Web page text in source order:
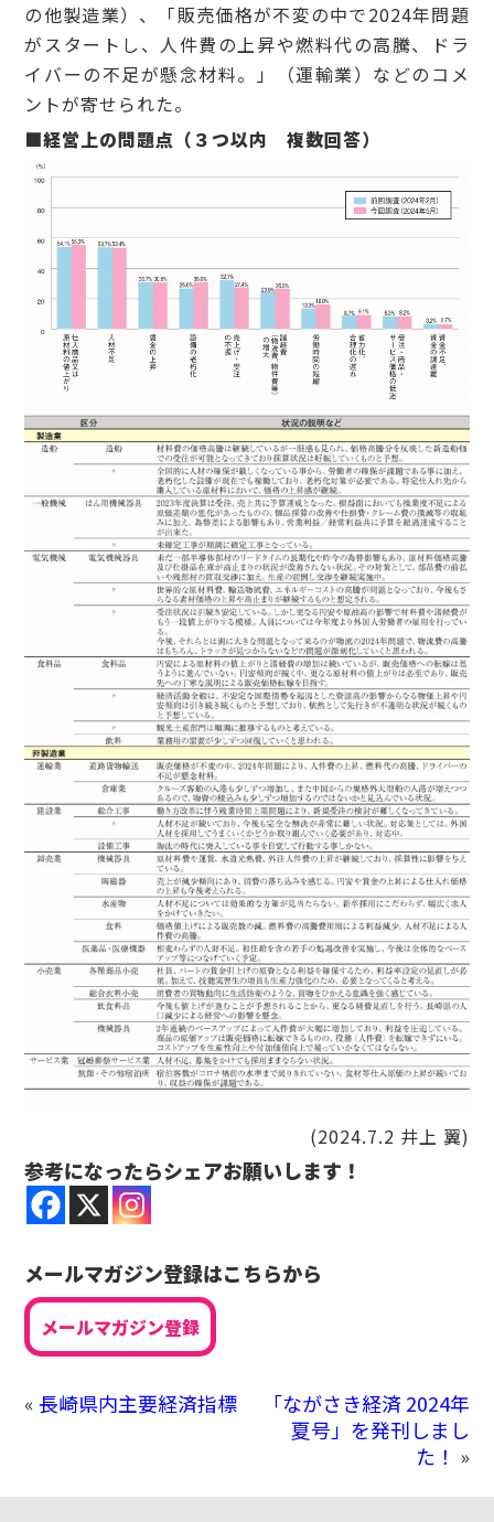
の他製造業）、「販売価格が不変の中で2024年問題
がスタートし、人件費の上昇や燃料代の高騰、ドラ
イバーの不足が懸念材料。」（運輸業）などのコメ
ントが寄せられた。
■経営上の問題点（３つ以内 複数回答）
(2024.7.2 井上 翼)
参考になったらシェアお願いします！
メールマガジン登録はこちらから
メールマガジン登録
«長崎県内主要経済指標
「ながさき経済 2024年
夏号」を発刊しまし
た！ »